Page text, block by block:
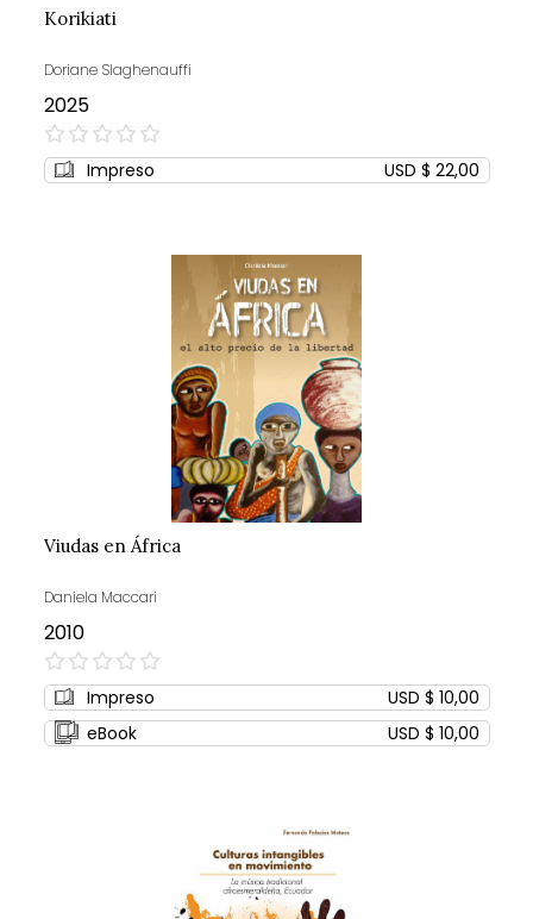
Korikiati
Doriane Slaghenauffi
2025
0%
Impreso USD $ 22,00
Viudas en África
Daniela Maccari
2010
0%
Impreso
USD $ 10,00
eBook
USD $ 10,00